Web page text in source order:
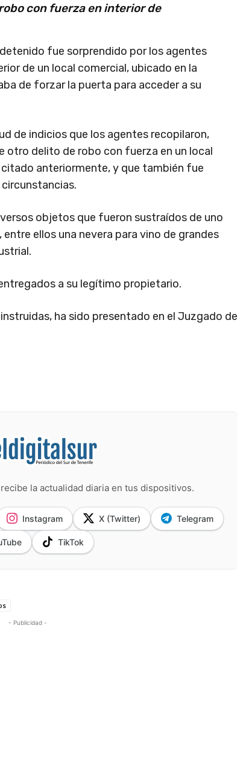
con fuerza en interior de
fue sorprendido por los agentes
de un local comercial, ubicado en la
de forzar la puerta para acceder a su
de indicios que los agentes recopilaron,
otro delito de robo con fuerza en un local
anteriormente, y que también fue
objetos que fueron sustraídos de uno
ellos una nevera para vino de grandes
a su legítimo propietario.
ha sido presentado en el Juzgado de
la actualidad diaria en tus dispositivos.
Instagram X (Twitter) Telegram
TikTok
- Publicidad -